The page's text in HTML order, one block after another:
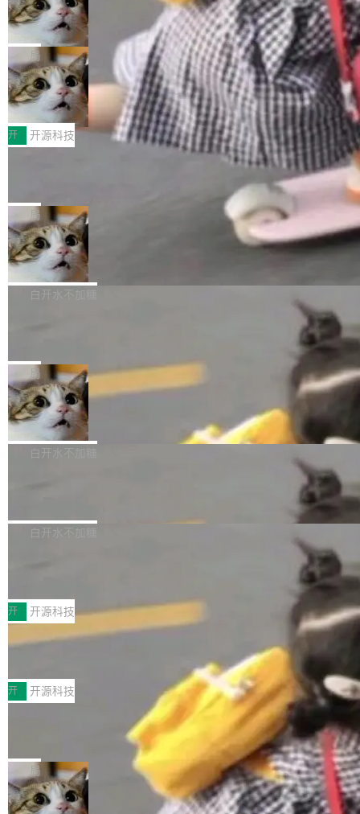
一是如何让大模型和智能体应用安全地从PoC走
向生产，二是如何让测试团队跟得上AI应用...
ean 表示是否可切换，nullable 的默认模式、浅
色方案、深色方案——会产生大量无意义的组
合。方案缺了、配置冲突了、全 null 了。要知道
哪些组合有效，作者说，你得靠"文档、校验、或
者部落知识"。 换个写法。Rust 的 enum，两个
变体：Switchable...
做，没什么新鲜的。 但 Kenton Varda 在 Twitte
r 上把事情说清楚了： 今天我们发布了 Cloudfla
re OS，一个带连接器的聊天机器人，跟其他所
有科技公司做的一样。只不过，实际上它不一
样。这是 Sandstorm.io 的重制版，我十年前的
那个创业公司。不同的是，这次它构建在 Cloudf
lare Workers 上——我花了九年时间搭建的平台
——并且深度集成了 AI。这基本上是我十年秘密
Deno 团队开源 Celld，可自托管的分
布式 Durable Objects
Ryan Dahl 领导的 Deno 团队推出了最新开源项
目 Celld，一个能在自己机器上运行 Cloudflare
Workers 和 Durable Objects 的守护进程。 设
计思路很直接：每个对象是一个独立的 SQLite
数据库，按名称寻址，复制到你自己的 S3 兼容
存储库里。节点之间只通过这个存储库协调——
没有控制平面，没有共识协议。每个对象自带一
个小型数据库，应用天然按分片构建，单个数据
库的竞争和爆炸半径问题在设计层面就被消除
了。 闲置的 cell 会休眠到几乎不占资源。当 cel
l 迁移或唤醒时，新宿主从 S3 恢复 SQLite 数据
库继续执行。存储库是持久化的唯一真相...
局
鲁大师7月新机性能/流畅/AI榜：vivo夺
性能、流畅双第一，三星Galaxy Z系列
新折叠缺席
2026年7月的手机市场，由于存储等硬件成本暴
增，手机厂商的日子也不好过啊，新机速度明显
放缓，因此硝烟味淡了许多。新机参数规格除开
高价的三星折叠（三星Galaxy Z Fold8 Ultra / Z
Fold8 / Z Flip8）外，其余要么是中低端机器，
例如iQOO Z11i、REDMI Note 17、REDMI No
te 17 Pro、OPPO K15，要么是vivo X300 E这
样的次旗舰。 Galaxy Z Fold8 Ultra / Z Fold8 /
Z Flip8三款折叠屏新机均在7月22日发布，且全
部搭载骁龙8 Elite Gen5 for Galaxy，它们本该
开 开源科技
Zed 编辑器团队发布了新项目——DeltaDB，一
个在 git commit 之间记录每一次编辑操作的版
本控制系统。目前处于 Early Access 阶段。 De
ltaDB 的核心思路直接写在 landing page 最显
眼的位置：「Software is made between com
mits」——软件是在 commit 之间写出来的。git
是把这段空隙补上。 回退到任何一次编辑：Delt
aDB 捕获 commit 之间的每一次操作，...
局
SpaceXAI 单季资本开支达 183 亿美元
根据风险投资人Tomer Tunguz 博客（VC 分
析）披露的最新分析与第二季度业绩报告，Spac
微软同期总资本开支的四成。 与亚马逊、Alpha
bet、微软以及 Meta 等传统科技巨头相比，Spa
ceXAI的资金消耗速度尤为引人瞩目。然而，支
撑庞大支出的资金来源却呈现出截然不同的面
貌。数据显示，微软和 Meta 主要依托充沛的经
白开水不加糖
一个在终端里运行的编程 agent；Muse Spark
1.2，驱动这个 agent 的新模型。一句话概括：
你可以用 curl -fsSL https://dev.meta.ai/install.
sh | bash 安装一个能在大项目里自动规划、写
代码、验证结果的 AI 终端工具。 据介绍，Muse
个主 agent 循环，外加一组后台 agent。这些后
局
美团开源 LoHoSearch，用知识图谱校
准 AI 能力认知
机器出题的前提，是让机器拥有全局视野。整个
构建流程可以分为四个环节：建图 → 控制难度
白开水不加糖
库，并将作为transport接入Mooncake TENT。
MPComm将作为一种传输引擎接入Mooncake T
ENT，实现零拷贝传输性能提升30%、非零拷贝
传输性能最高提升5倍。UCL-MPComm底层基
于自研UCL-Engine通信引擎，后续腾讯网平将
持续开源更多基于UCL-Engine的高性能通信组
件。 腾讯网平团队在UCL-MPComm中实现了一
个独立于业务线程的全局通信引擎（Engine），
白开水不加糖
型案例入选名单》，深信服“面向企业研发场景的
开源 AI 编程平台 CoStrict 应用”凭借卓越的技术
创新与落地成效成功入选。 全链路私有化部署，
助力企业AI研发安全落地 当前，越来越多企业已
经开始引入 AI Coding 工具，通过调用公有云模
型或企业内部部署模型提升研发效率。但随着 AI
Coding 从个人辅助工具逐步走向团队级、组织
级应用，企业在规模化落地过程中，对安全性、
可控性和代码质量提出了更高要求。 首先是数据
安全与合规要求。对于大多数普通研发场景，公
有云模型能够满足快速试用和效率提升的需求。
开 开源科技
深信服AI算力网关入选工信部人工智能
前不久，工业和信息化部正式发布《2025年人工
智能应用典型案例名单》，集中展示人工智能在
各领域的应用成果，覆盖技术底座、行业赋能、
产品应用、支撑保障、专题等五大方向。深信服
AI算力网关（AI创新平台）成功入选！ 随着各行
各业的Agent走向规模化建设，算力构成形态逐
渐丰富，用户关注的重点也在发生变化：不只是
让AI用起来，还要进一步看清混合算力时代下，
开 开源科技
Jeff Dean 离开 Google：一个时代的结
束，一个实验室的开始
Google 员工编号 20。MapReduce 作者之一。
Bigtable 作者之一。TensorFlow 的作者之一。
Gemini 的架构师。Google 首席科学家。 Jeff D
ean 在 Google 工作了 27 年后，宣布离职。 他
局
🔥 SolonCode v2026.8.4 发布：界面